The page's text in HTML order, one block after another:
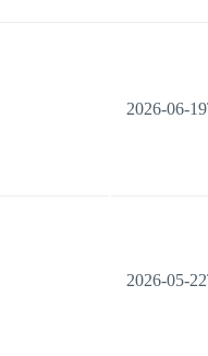
2026-06-
2026-05-